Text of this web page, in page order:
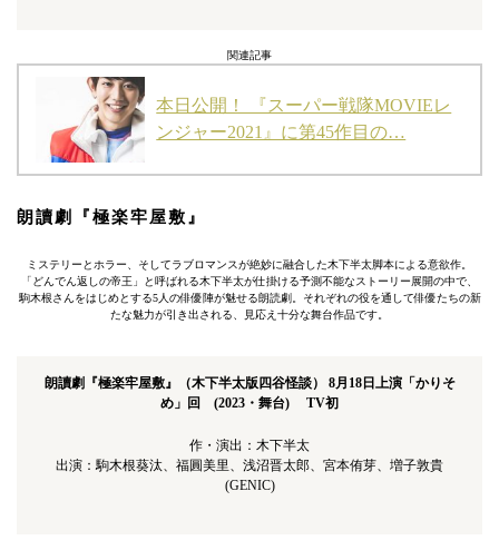
関連記事
本日公開！ 『スーパー戦隊MOVIEレ
ンジャー2021』に第45作目の…
朗讀劇『極楽牢屋敷』
ミステリーとホラー、そしてラブロマンスが絶妙に融合した木下半太脚本による意欲作。
「どんでん返しの帝王」と呼ばれる木下半太が仕掛ける予測不能なストーリー展開の中で、
駒木根さんをはじめとする5人の俳優陣が魅せる朗読劇。それぞれの役を通して俳優たちの新
たな魅力が引き出される、見応え十分な舞台作品です。
朗讀劇『極楽牢屋敷』（木下半太版四谷怪談） 8月18日上演「かりそ
め」回 (2023・舞台) TV初
作・演出：木下半太
出演：駒木根葵汰、福圓美里、浅沼晋太郎、宮本侑芽、増子敦貴
(GENIC)